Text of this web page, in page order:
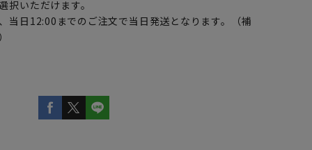
択いただけます。
当日12:00までのご注文で当日発送となります。（補